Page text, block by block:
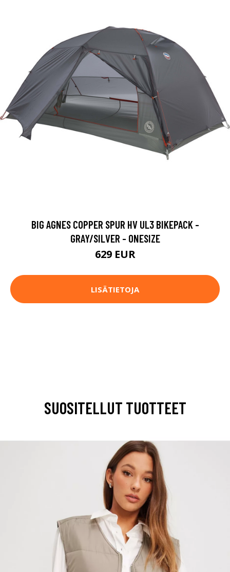
BIG AGNES COPPER SPUR HV UL3 BIKEPACK -
GRAY/SILVER - ONESIZE
629 EUR
LISÄTIETOJA
SUOSITELLUT TUOTTEET